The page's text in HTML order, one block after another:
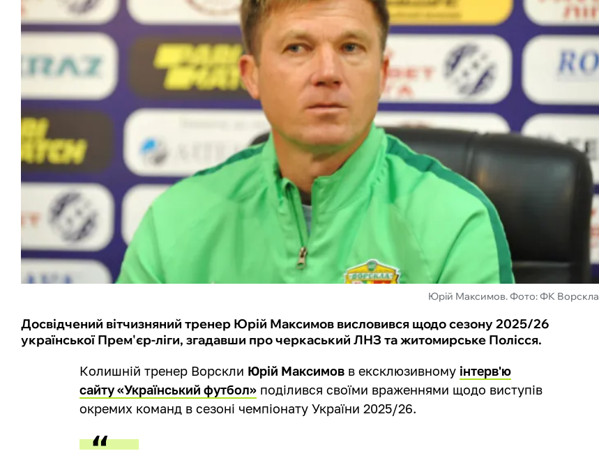
Юрій Максимов. Фото: ФК Ворскла
Досвідчений вітчизняний тренер Юрій Максимов висловився щодо сезону 2025/26
української Прем'єр-ліги, згадавши про черкаський ЛНЗ та житомирське Полісся.
Колишній тренер Ворскли Юрій Максимов в ексклюзивному інтерв'ю
сайту «Український футбол» поділився своїми враженнями щодо виступів
окремих команд в сезоні чемпіонату України 2025/26.